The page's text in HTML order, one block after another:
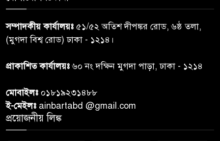
মাঝে ১৩ লক্ষ ১৫ হাজার টাকা
বিতরণ
৬
বান্দরবানে বন্যায় ক্ষতিগ্রস্তদের
দক্ষিণ চট্টগ্রামের এক অসহায় ও
৮
সম্পাদকীয় কার্যালয়ঃ ৫১/৫২ অতিশ দীপঙ্কর রোড, ৬ষ্ঠ তলা,
(মুগদা বিশ্ব রোড) ঢাকা - ১২১৪।
প্রাকাশিত কার্যালয়ঃ৬০ নং দক্ষিন মুগদা পাড়া, ঢাকা - ১২১৪
মোবাইলঃ ০১৮১৯২৩১৪৮৮
ই-মেইলঃ ainbartabd @gmail.com
প্রয়োজনীয় লিঙ্ক